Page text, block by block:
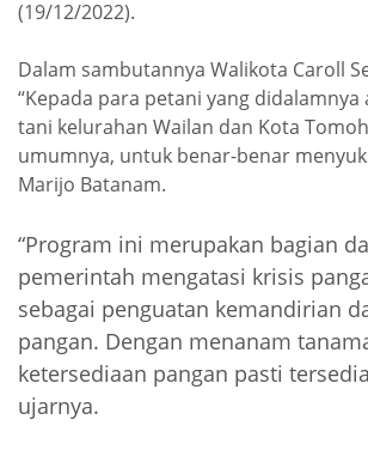
(19/12/2022).
Dalam sambutannya Walikota Caroll
“Kepada para petani yang
tani kelurahan Wailan dan Kota
umumnya, untuk benar-benar
Marijo Batanam.
“Program ini merupakan bagian
pemerintah mengatasi krisis
sebagai penguatan kemandirian
pangan. Dengan menanam
ketersediaan pangan pasti
ujarnya.